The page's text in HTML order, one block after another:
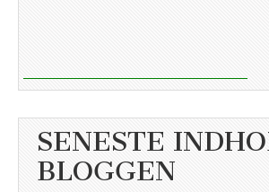
SENESTE
BLOGGEN